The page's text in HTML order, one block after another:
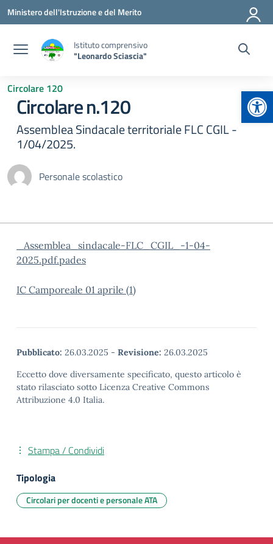
Vai ai contenuti
Vai al menu di navigazione
Vai al footer
Ministero dell'Istruzione e del Merito
Istituto comprensivo
"Leonardo Sciascia"
Circolare 120
Circolare n.120
Assemblea Sindacale territoriale FLC CGIL -
1/04/2025.
Personale scolastico
_Assemblea_sindacale-FLC_CGIL_-1-04-
2025.pdf.pades
IC Camporeale 01 aprile (1)
Pubblicato: 26.03.2025 - Revisione: 26.03.2025
Eccetto dove diversamente specificato, questo articolo è
stato rilasciato sotto Licenza Creative Commons
Attribuzione 4.0 Italia.
Stampa / Condividi
Tipologia
Circolari per docenti e personale ATA